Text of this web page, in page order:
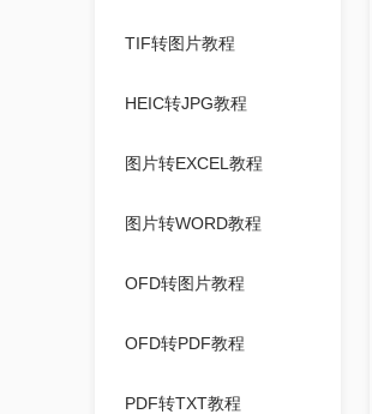
TIF转图片教程
HEIC转JPG教程
图片转EXCEL教程
图片转WORD教程
OFD转图片教程
OFD转PDF教程
PDF转TXT教程